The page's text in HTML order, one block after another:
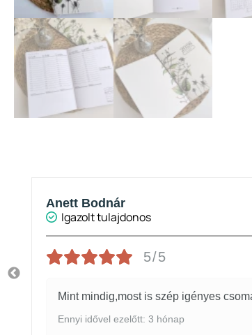
Anett Bodnár
Igazolt tulajdonos
5/5
Mint mindig,most is szép igényes
Ennyi idővel ezelőtt: 3 hónap